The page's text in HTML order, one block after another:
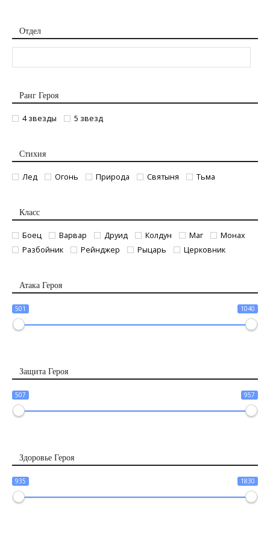
Отдел
Ранг Героя
4 звезды 5 звезд
Стихия
Лед Огонь Природа Святыня Тьма
Класс
Боец Варвар Друид Колдун Маг
Монах
Разбойник
Рейнджер Рыцарь Церковник
Атака Героя
501 1040
Защита Героя
507 957
Здоровье Героя
935 1830